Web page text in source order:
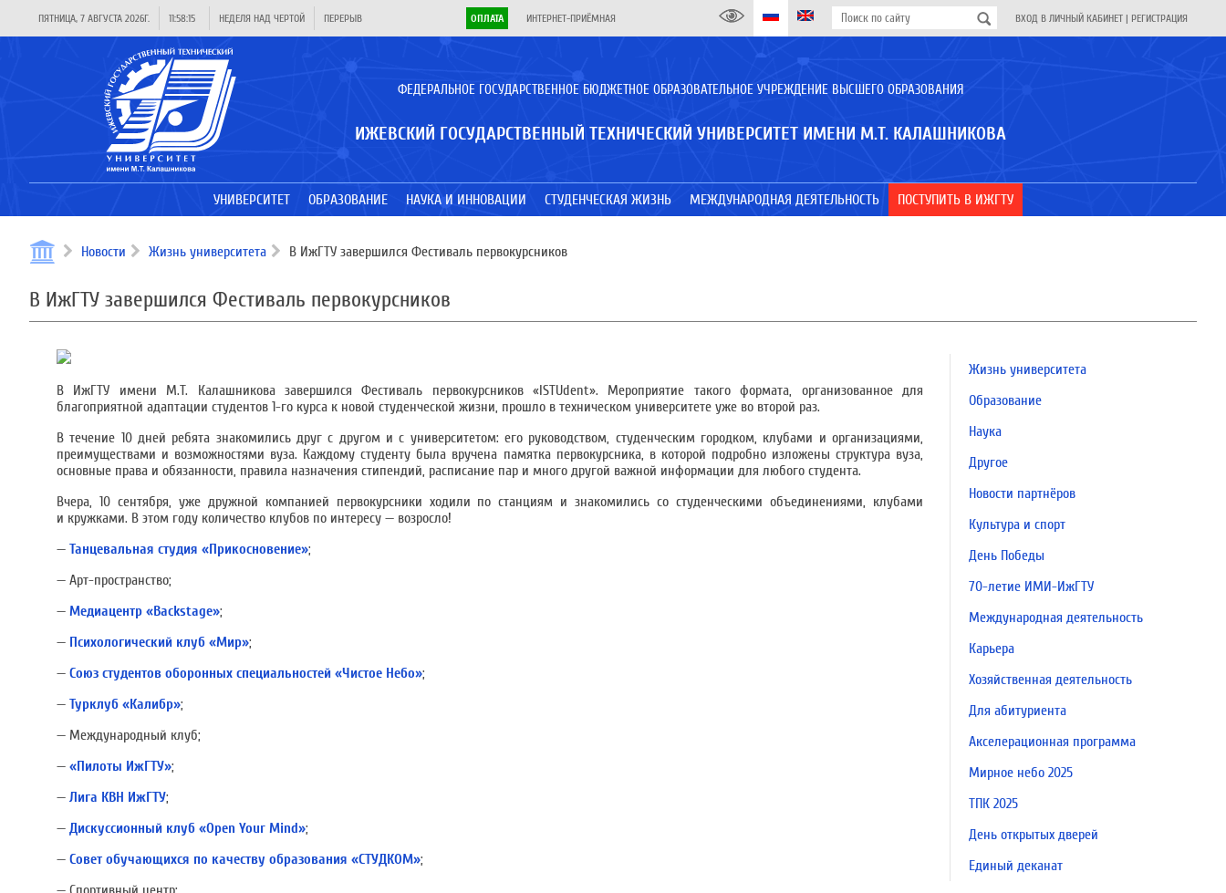
ПЯТНИЦА, 7 АВГУСТА 2026Г. 11:58:16 НЕДЕЛЯ НАД ЧЕРТОЙ ПЕРЕРЫВ ОПЛАТА ИНТЕРНЕТ-ПРИЁМНАЯ ВХОД В ЛИЧНЫЙ КАБИНЕТ | РЕГИСТРАЦИЯ
ФЕДЕРАЛЬНОЕ ГОСУДАРСТВЕННОЕ БЮДЖЕТНОЕ ОБРАЗОВАТЕЛЬНОЕ УЧРЕЖДЕНИЕ ВЫСШЕГО ОБРАЗОВАНИЯ
ИЖЕВСКИЙ ГОСУДАРСТВЕННЫЙ ТЕХНИЧЕСКИЙ УНИВЕРСИТЕТ ИМЕНИ М.Т. КАЛАШНИКОВА
УНИВЕРСИТЕТ ОБРАЗОВАНИЕ НАУКА И ИННОВАЦИИ СТУДЕНЧЕСКАЯ ЖИЗНЬ МЕЖДУНАРОДНАЯ ДЕЯТЕЛЬНОСТЬ ПОСТУПИТЬ В ИЖГТУ
Новости Жизнь университета В ИжГТУ завершился Фестиваль первокурсников
В ИжГТУ завершился Фестиваль первокурсников
В ИжГТУ имени М.Т. Калашникова завершился Фестиваль первокурсников «ISTUdent». Мероприятие такого формата, организованное для
благоприятной адаптации студентов 1-го курса к новой студенческой жизни, прошло в техническом университете уже во второй раз.
В течение 10 дней ребята знакомились друг с другом и с университетом: его руководством, студенческим городком, клубами и организациями,
преимуществами и возможностями вуза. Каждому студенту была вручена памятка первокурсника, в которой подробно изложены структура вуза,
основные права и обязанности, правила назначения стипендий, расписание пар и много другой важной информации для любого студента.
Вчера, 10 сентября, уже дружной компанией первокурсники ходили по станциям и знакомились со студенческими объединениями, клубами
и кружками. В этом году количество клубов по интересу — возросло!
— Танцевальная студия «Прикосновение»;
— Арт-пространство;
— Медиацентр «Backstage»;
— Психологический клуб «Мир»;
— Союз студентов оборонных специальностей «Чистое Небо»;
— Турклуб «Калибр»;
— Международный клуб;
— «Пилоты ИжГТУ»;
— Лига КВН ИжГТУ;
— Дискуссионный клуб «Open Your Mind»;
— Совет обучающихся по качеству образования «СТУДКОМ»;
Жизнь университета
Образование
Наука
Другое
Новости партнёров
Культура и спорт
День Победы
70-летие ИМИ-ИжГТУ
Международная деятельность
Карьера
Хозяйственная деятельность
Для абитуриента
Акселерационная программа
Мирное небо 2025
ТПК 2025
День открытых дверей
Единый деканат